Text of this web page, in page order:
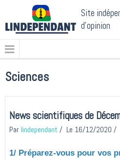
Site
d'opinion
Sciences
News scientifiques de
Par lindependant Le 16/12/2020
1/ Préparez-vous pour vos